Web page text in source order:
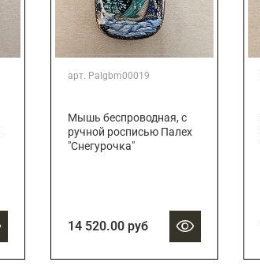
арт. Palgbm00019
Мышь беспроводная, с
ручной росписью Палех
"Снегурочка"
14 520.00 руб